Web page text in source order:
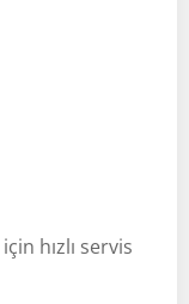
hızlı servis